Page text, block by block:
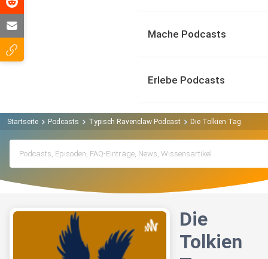
Mache Podcasts
Erlebe Podcasts
Startseite Podcasts Typisch Ravenclaw Podcast Die Tolkien Tage 2026
Die
Tolkien